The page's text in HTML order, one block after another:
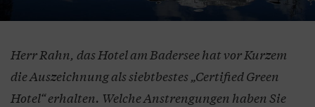
Herr Rahn, das Hotel am Badersee hat vor Kurzem
die Auszeichnung als siebtbestes „Certified Green
Hotel“ erhalten. Welche Anstrengungen haben Sie